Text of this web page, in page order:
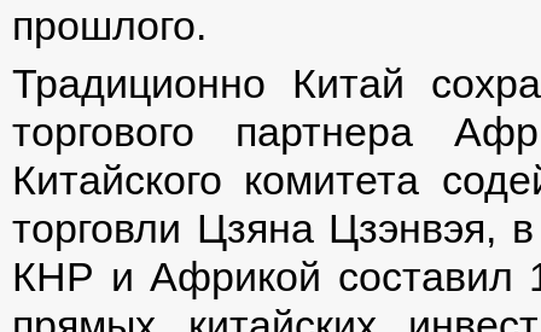
прошлого.
Традиционно Китай
торгового партнера
Китайского комитета
торговли Цзяна Цзэнвэя,
КНР и Африкой